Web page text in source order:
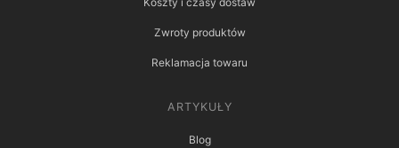
Zwroty produktów
Reklamacja towaru
ARTYKUŁY
Blog